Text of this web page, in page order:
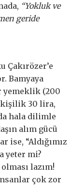
“Yokluk ve
geride
Çakırözer’e
Bamyaya
yemeklik (200
kişilik 30 lira,
hala dilimle
alım gücü
ise, “Aldığımız
yeter mi?
lazım!
çok zor